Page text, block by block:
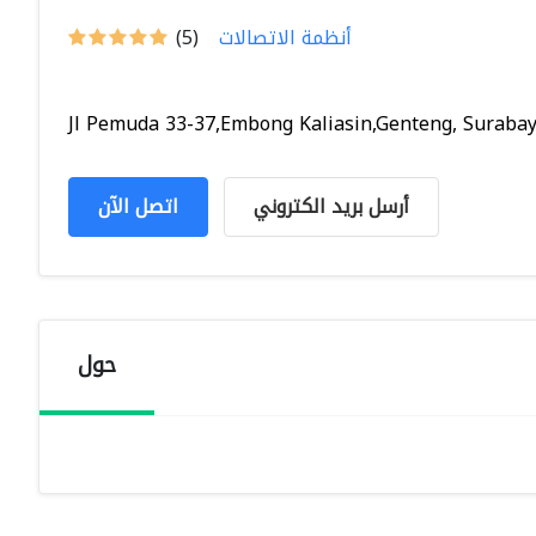
(5) أنظمة الاتصالات
Jl Pemuda 33-37,Embong Kaliasin,Genteng,
اتصل الآن أرسل بريد الكتروني
حول